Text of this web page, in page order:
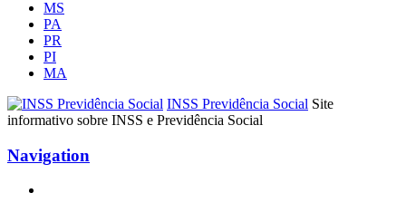
MS
PA
PR
PI
MA
INSS Previdência Social Site
informativo sobre INSS e Previdência Social
Navigation